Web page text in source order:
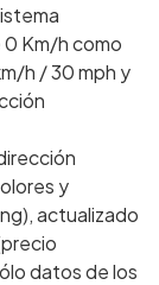
Km/h como
h / 30 mph y
y
actualizado
datos de los